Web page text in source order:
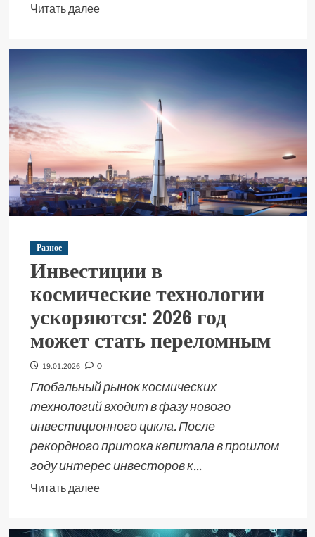
Читать далее
Разное
Инвестиции в
космические технологии
ускоряются: 2026 год
может стать переломным
19.01.2026 0
Глобальный рынок космических
технологий входит в фазу нового
инвестиционного цикла. После
рекордного притока капитала в прошлом
году интерес инвесторов к...
Читать далее